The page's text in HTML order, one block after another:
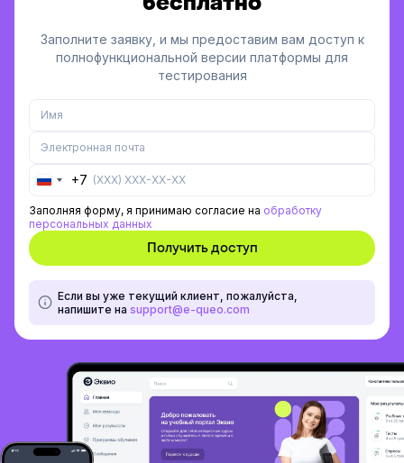
Заполните заявку, и мы предоставим вам доступ к
полнофункциональной версии платформы для
тестирования
Russia
+7
Заполняя форму, я принимаю согласие на обработку
персональных данных
Если вы уже текущий клиент, пожалуйста,
напишите на support@e-queo.com